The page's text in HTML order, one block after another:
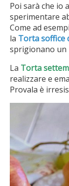
Poi sarà che io
sperimentare
Come ad
la Torta soffice
sprigionano un
La Torta
realizzare e
Provala è